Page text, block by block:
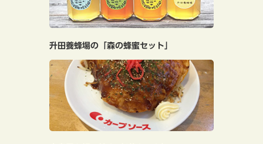
升田養蜂場の「森の蜂蜜セット」